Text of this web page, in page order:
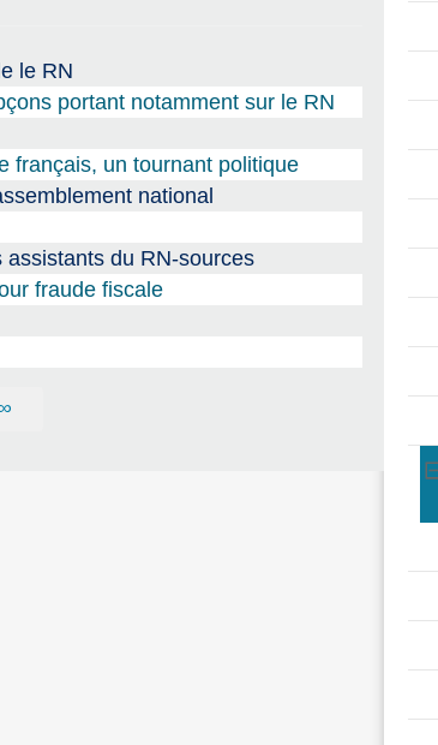
le RN
portant notamment sur le RN
français, un tournant politique
national
du RN-sources
fraude fiscale